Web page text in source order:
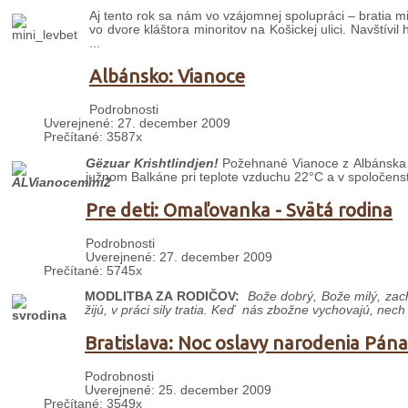
Aj tento rok sa nám vo vzájomnej spolupráci – bratia
vo dvore kláštora minoritov na Košickej ulici.
...
Albánsko: Vianoce
Podrobnosti
Uverejnené: 27. december 2009
Prečítané: 3587x
Gëzuar Krishtlindjen!Požehnané Vianoce z
južnom Balkáne pri teplote vzduchu 22°C a v
Pre deti: Omaľovanka - Svätá rodina
Podrobnosti
Uverejnené: 27. december 2009
Prečítané: 5745x
MODLITBA ZA RODIČOV: Bože dobrý, Bože milý,
žijú, v práci sily tratia. Keď nás zbožne vychovajú, nech
Bratislava: Noc oslavy narodenia Pána
Podrobnosti
Uverejnené: 25. december 2009
Prečítané: 3549x